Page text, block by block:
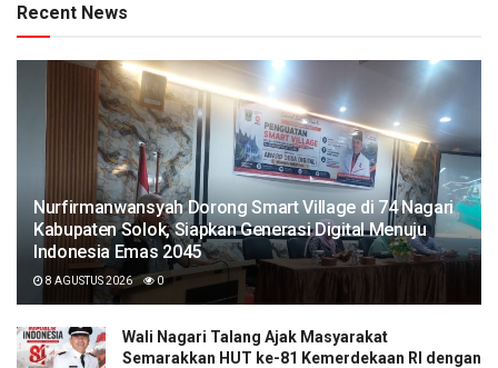
Recent News
Nurfirmanwansyah Dorong Smart Village di 74 Nagari
Kabupaten Solok, Siapkan Generasi Digital Menuju
Indonesia Emas 2045
8 AGUSTUS 2026 0
Wali Nagari Talang Ajak Masyarakat
Semarakkan HUT ke-81 Kemerdekaan RI dengan